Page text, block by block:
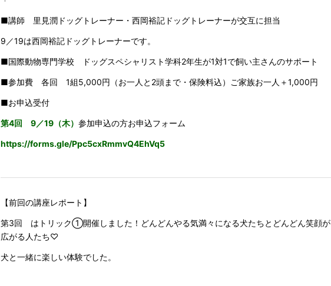
■講師 里見潤ドッグトレーナー・西岡裕記ドッグトレーナーが交互に担当
9／19は西岡裕記ドッグトレーナーです。
■国際動物専門学校 ドッグスペシャリスト学科2年生が1対1で飼い主さんのサポート
■参加費 各回 1組5,000円（お一人と2頭まで・保険料込）ご家族お一人＋1,000円
■お申込受付
第4回 9／19（木） 参加申込の方お申込フォーム
https://forms.gle/Ppc5cxRmmvQ4EhVq5
【前回の講座レポート】
第3回 はトリック①開催しました！どんどんやる気満々になる犬たちとどんどん笑顔が
広がる人たち♡
犬と一緒に楽しい体験でした。